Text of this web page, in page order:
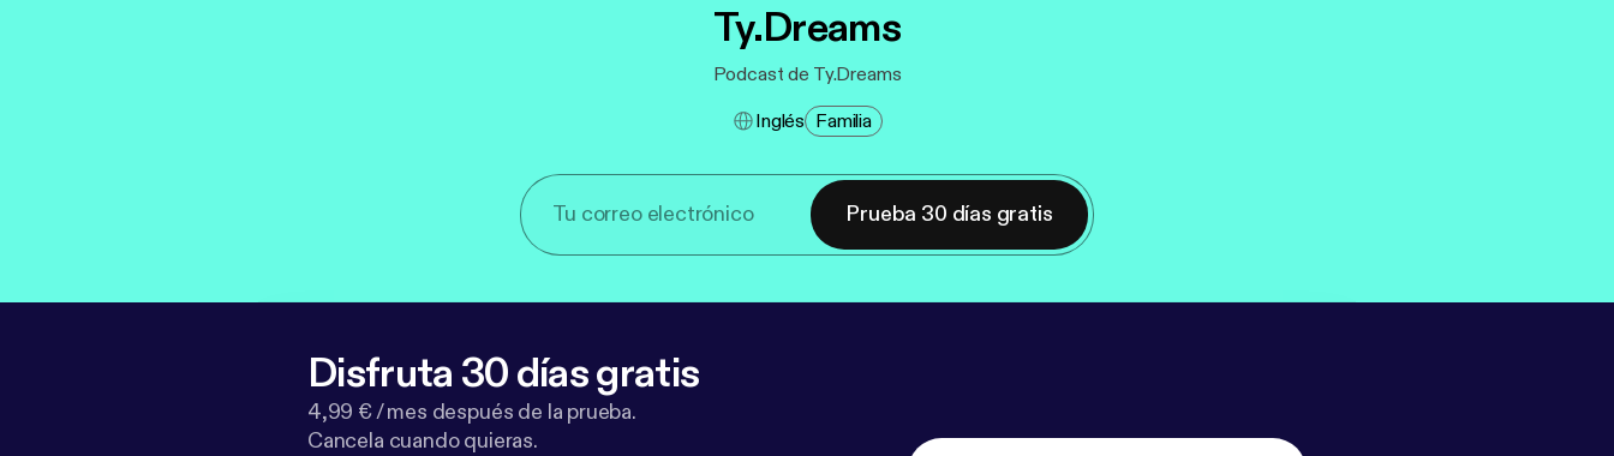
Ty.Dreams
Podcast de Ty.Dreams
Inglés Familia
Prueba 30 días gratis
Disfruta 30 días gratis
4,99 € / mes después de la prueba.
Cancela cuando quieras.